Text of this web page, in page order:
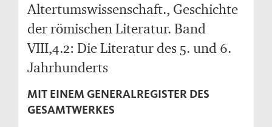
Altertumswissenschaft., Geschichte
der römischen Literatur. Band
VIII,4.2: Die Literatur des 5. und 6.
Jahrhunderts
MIT EINEM GENERALREGISTER DES
GESAMTWERKES